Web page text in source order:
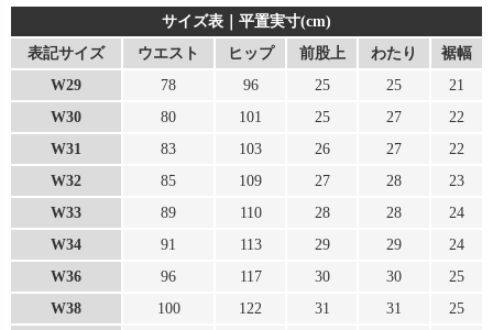
サイズ表｜平置実寸(cm)
表記サイズ
ウエスト ヒップ 前股上 わたり
裾幅
W29
78 96 25 25
21
W30
80 101 25 27
22
W31
83 103 26 27
22
W32
85 109 27 28
23
W33
89 110 28 28
24
W34
91 113 29 29
24
W36
96 117 30 30
25
W38
100 122 31 31
25